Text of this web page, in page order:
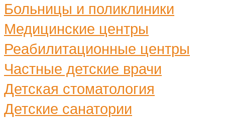
Больницы и поликлиники
Медицинские центры
Реабилитационные центры
Частные детские врачи
Детская стоматология
Детские санатории